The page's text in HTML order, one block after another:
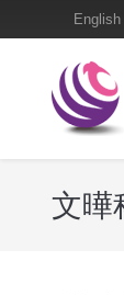
English
文曄